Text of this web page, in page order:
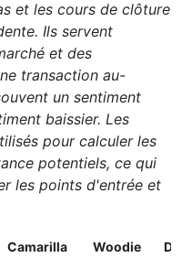
et les cours de clôture
Ils servent
et des
transaction au-
un sentiment
baissier. Les
pour calculer les
potentiels, ce qui
les points d'entrée et
Camarilla Woodie